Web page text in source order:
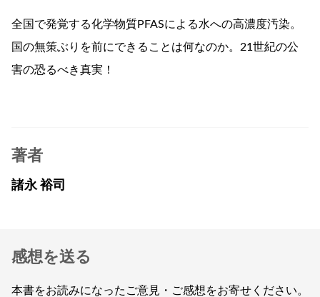
全国で発覚する化学物質PFASによる水への高濃度汚染。
国の無策ぶりを前にできることは何なのか。21世紀の公
害の恐るべき真実！
著者
諸永 裕司
感想を送る
本書をお読みになったご意見・ご感想をお寄せください。